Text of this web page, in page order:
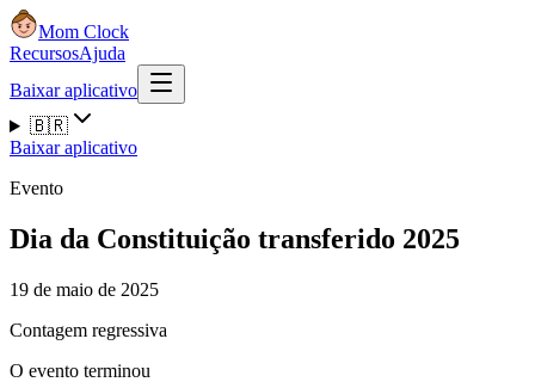
Mom Clock
RecursosAjuda
Baixar aplicativo
🇧🇷
Baixar aplicativo
Evento
Dia da Constituição transferido 2025
19 de maio de 2025
Contagem regressiva
O evento terminou